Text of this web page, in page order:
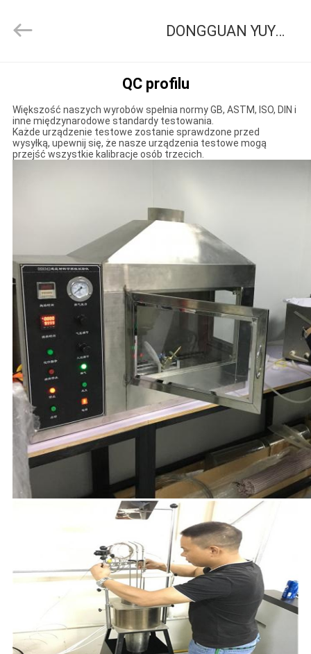
PRODUKTY
POKAZ
NAS
WYCIECZKA
PO
FABRYCE
SKONTAKTUJ
SIĘ
NAMI
AKTUALNOŚCI
POPROSIĆ
O
WYCENĘ
SITEMAP
INSTRUMENT
DONGGUAN YUYANG INSTRUMENT CO., LTD Kontrola jakości
QC profilu
Większość naszych wyrobów spełnia normy GB, ASTM, ISO, DIN i
inne międzynarodowe standardy testowania.
Każde urządzenie testowe zostanie sprawdzone przed
wysyłką, upewnij się, że nasze urządzenia testowe mogą
przejść wszystkie kalibracje osób trzecich.